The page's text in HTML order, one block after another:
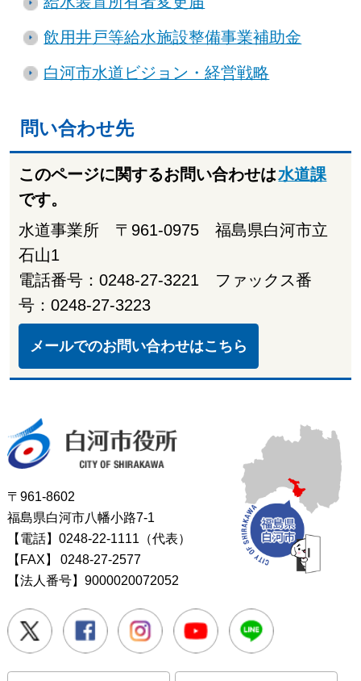
飲用井戸等給水施設整備事業補助金
白河市水道ビジョン・経営戦略
問い合わせ先
このページに関するお問い合わせは水道課
です。
水道事業所 〒961-0975 福島県白河市立
石山1
電話番号：0248-27-3221 ファックス番
号：0248-27-3223
メールでのお問い合わせはこちら
〒961-8602
福島県白河市八幡小路7-1
【電話】0248-22-1111（代表）
【FAX】
0248-27-2577
【法人番号】9000020072052
Twitter FacebookInstagramYoutube